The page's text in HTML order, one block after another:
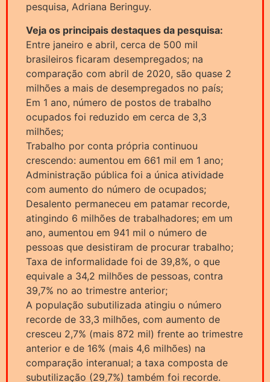
pesquisa, Adriana Beringuy.
Veja os principais destaques da pesquisa:
Entre janeiro e abril, cerca de 500 mil
brasileiros ficaram desempregados; na
comparação com abril de 2020, são quase 2
milhões a mais de desempregados no país;
Em 1 ano, número de postos de trabalho
ocupados foi reduzido em cerca de 3,3
milhões;
Trabalho por conta própria continuou
crescendo: aumentou em 661 mil em 1 ano;
Administração pública foi a única atividade
com aumento do número de ocupados;
Desalento permaneceu em patamar recorde,
atingindo 6 milhões de trabalhadores; em um
ano, aumentou em 941 mil o número de
pessoas que desistiram de procurar trabalho;
Taxa de informalidade foi de 39,8%, o que
equivale a 34,2 milhões de pessoas, contra
39,7% no ao trimestre anterior;
A população subutilizada atingiu o número
recorde de 33,3 milhões, com aumento de
cresceu 2,7% (mais 872 mil) frente ao trimestre
anterior e de 16% (mais 4,6 milhões) na
comparação interanual; a taxa composta de
subutilização (29,7%) também foi recorde.